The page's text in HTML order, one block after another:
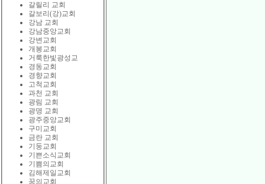
갈릴리 교회
갈보리(강)교회
강남 교회
강남중앙교회
강변교회
개봉교회
거룩한빛광성교
경동교회
경향교회
고척교회
과천 교회
광림 교회
광명 교회
광주중앙교회
구미교회
금란 교회
기둥교회
기쁜소식교회
기쁨의교회
김해제일교회
꿈의교회